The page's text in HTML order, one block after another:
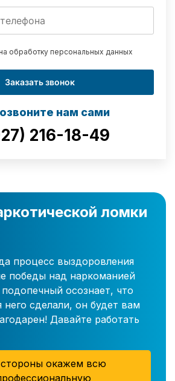
обработку персональных данных
Заказать звонок
нам сами
216-18-49
ломки
процесс выздоровления
победы над наркоманией
осознает, что
сделали, он будет вам
Давайте работать
окажем всю